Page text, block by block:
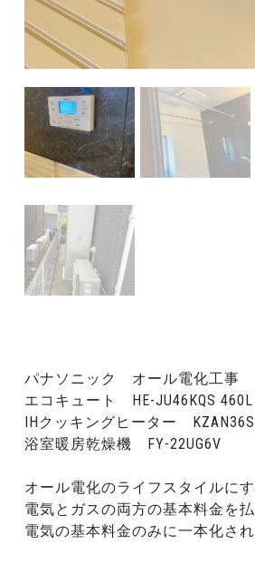
パナソニック オール電化工事
エコキュート HE-JU46KQS 460L
IHクッキングヒーター KZAN36S
浴室暖房乾燥機 FY-22UG6V
オール電化のライフスタイルに
電気とガスの両方の基本料金を
電気の基本料金のみに一本化され